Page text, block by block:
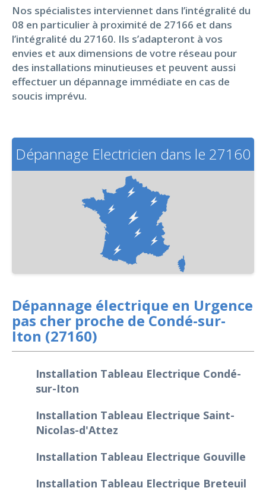
Nos spécialistes interviennet dans l’intégralité du
08 en particulier à proximité de 27166 et dans
l’intégralité du 27160. Ils s’adapteront à vos
envies et aux dimensions de votre réseau pour
des installations minutieuses et peuvent aussi
effectuer un dépannage immédiate en cas de
soucis imprévu.
Dépannage Electricien dans le 27160
Dépannage électrique en Urgence
pas cher proche de Condé-sur-
Iton (27160)
Installation Tableau Electrique Condé-
sur-Iton
Installation Tableau Electrique Saint-
Nicolas-d'Attez
Installation Tableau Electrique Gouville
Installation Tableau Electrique Breteuil